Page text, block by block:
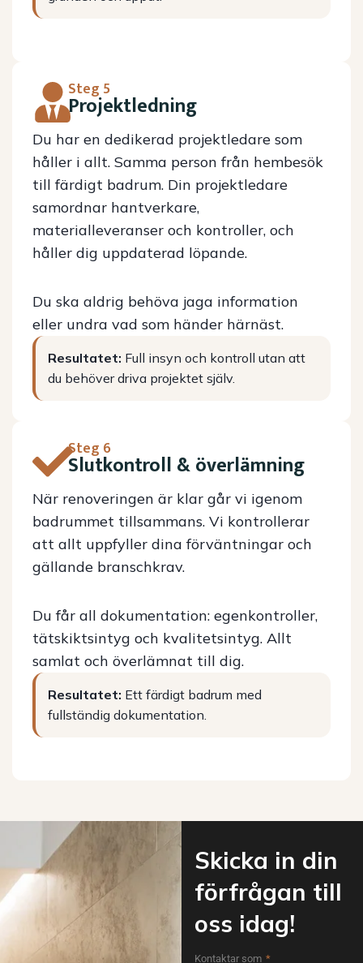
Steg 5
Projektledning
Du har en dedikerad projektledare som
håller i allt. Samma person från hembesök
till färdigt badrum. Din projektledare
samordnar hantverkare,
materialleveranser och kontroller, och
håller dig uppdaterad löpande.
Du ska aldrig behöva jaga information
eller undra vad som händer härnäst.
Resultatet: Full insyn och kontroll utan att
du behöver driva projektet själv.
Steg 6
Slutkontroll & överlämning
När renoveringen är klar går vi igenom
badrummet tillsammans. Vi kontrollerar
att allt uppfyller dina förväntningar och
gällande branschkrav.
Du får all dokumentation: egenkontroller,
tätskiktsintyg och kvalitetsintyg. Allt
samlat och överlämnat till dig.
Resultatet: Ett färdigt badrum med
fullständig dokumentation.
Skicka in din
förfrågan till
oss idag!
Kontaktar som